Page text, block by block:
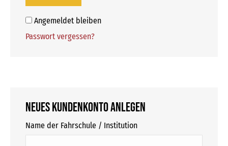
Angemeldet bleiben
Passwort vergessen?
Neues Kundenkonto anlegen
Name der Fahrschule / Institution